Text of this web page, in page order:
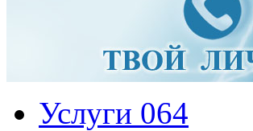
Услуги 064